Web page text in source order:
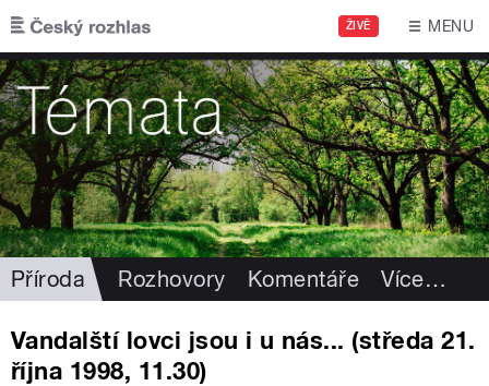
Přejít k hlavnímu obsahu
ŽIVĚ MENU
Příroda Rozhovory Komentáře Více…
Vandalští lovci jsou i u nás... (středa 21.
října 1998, 11.30)